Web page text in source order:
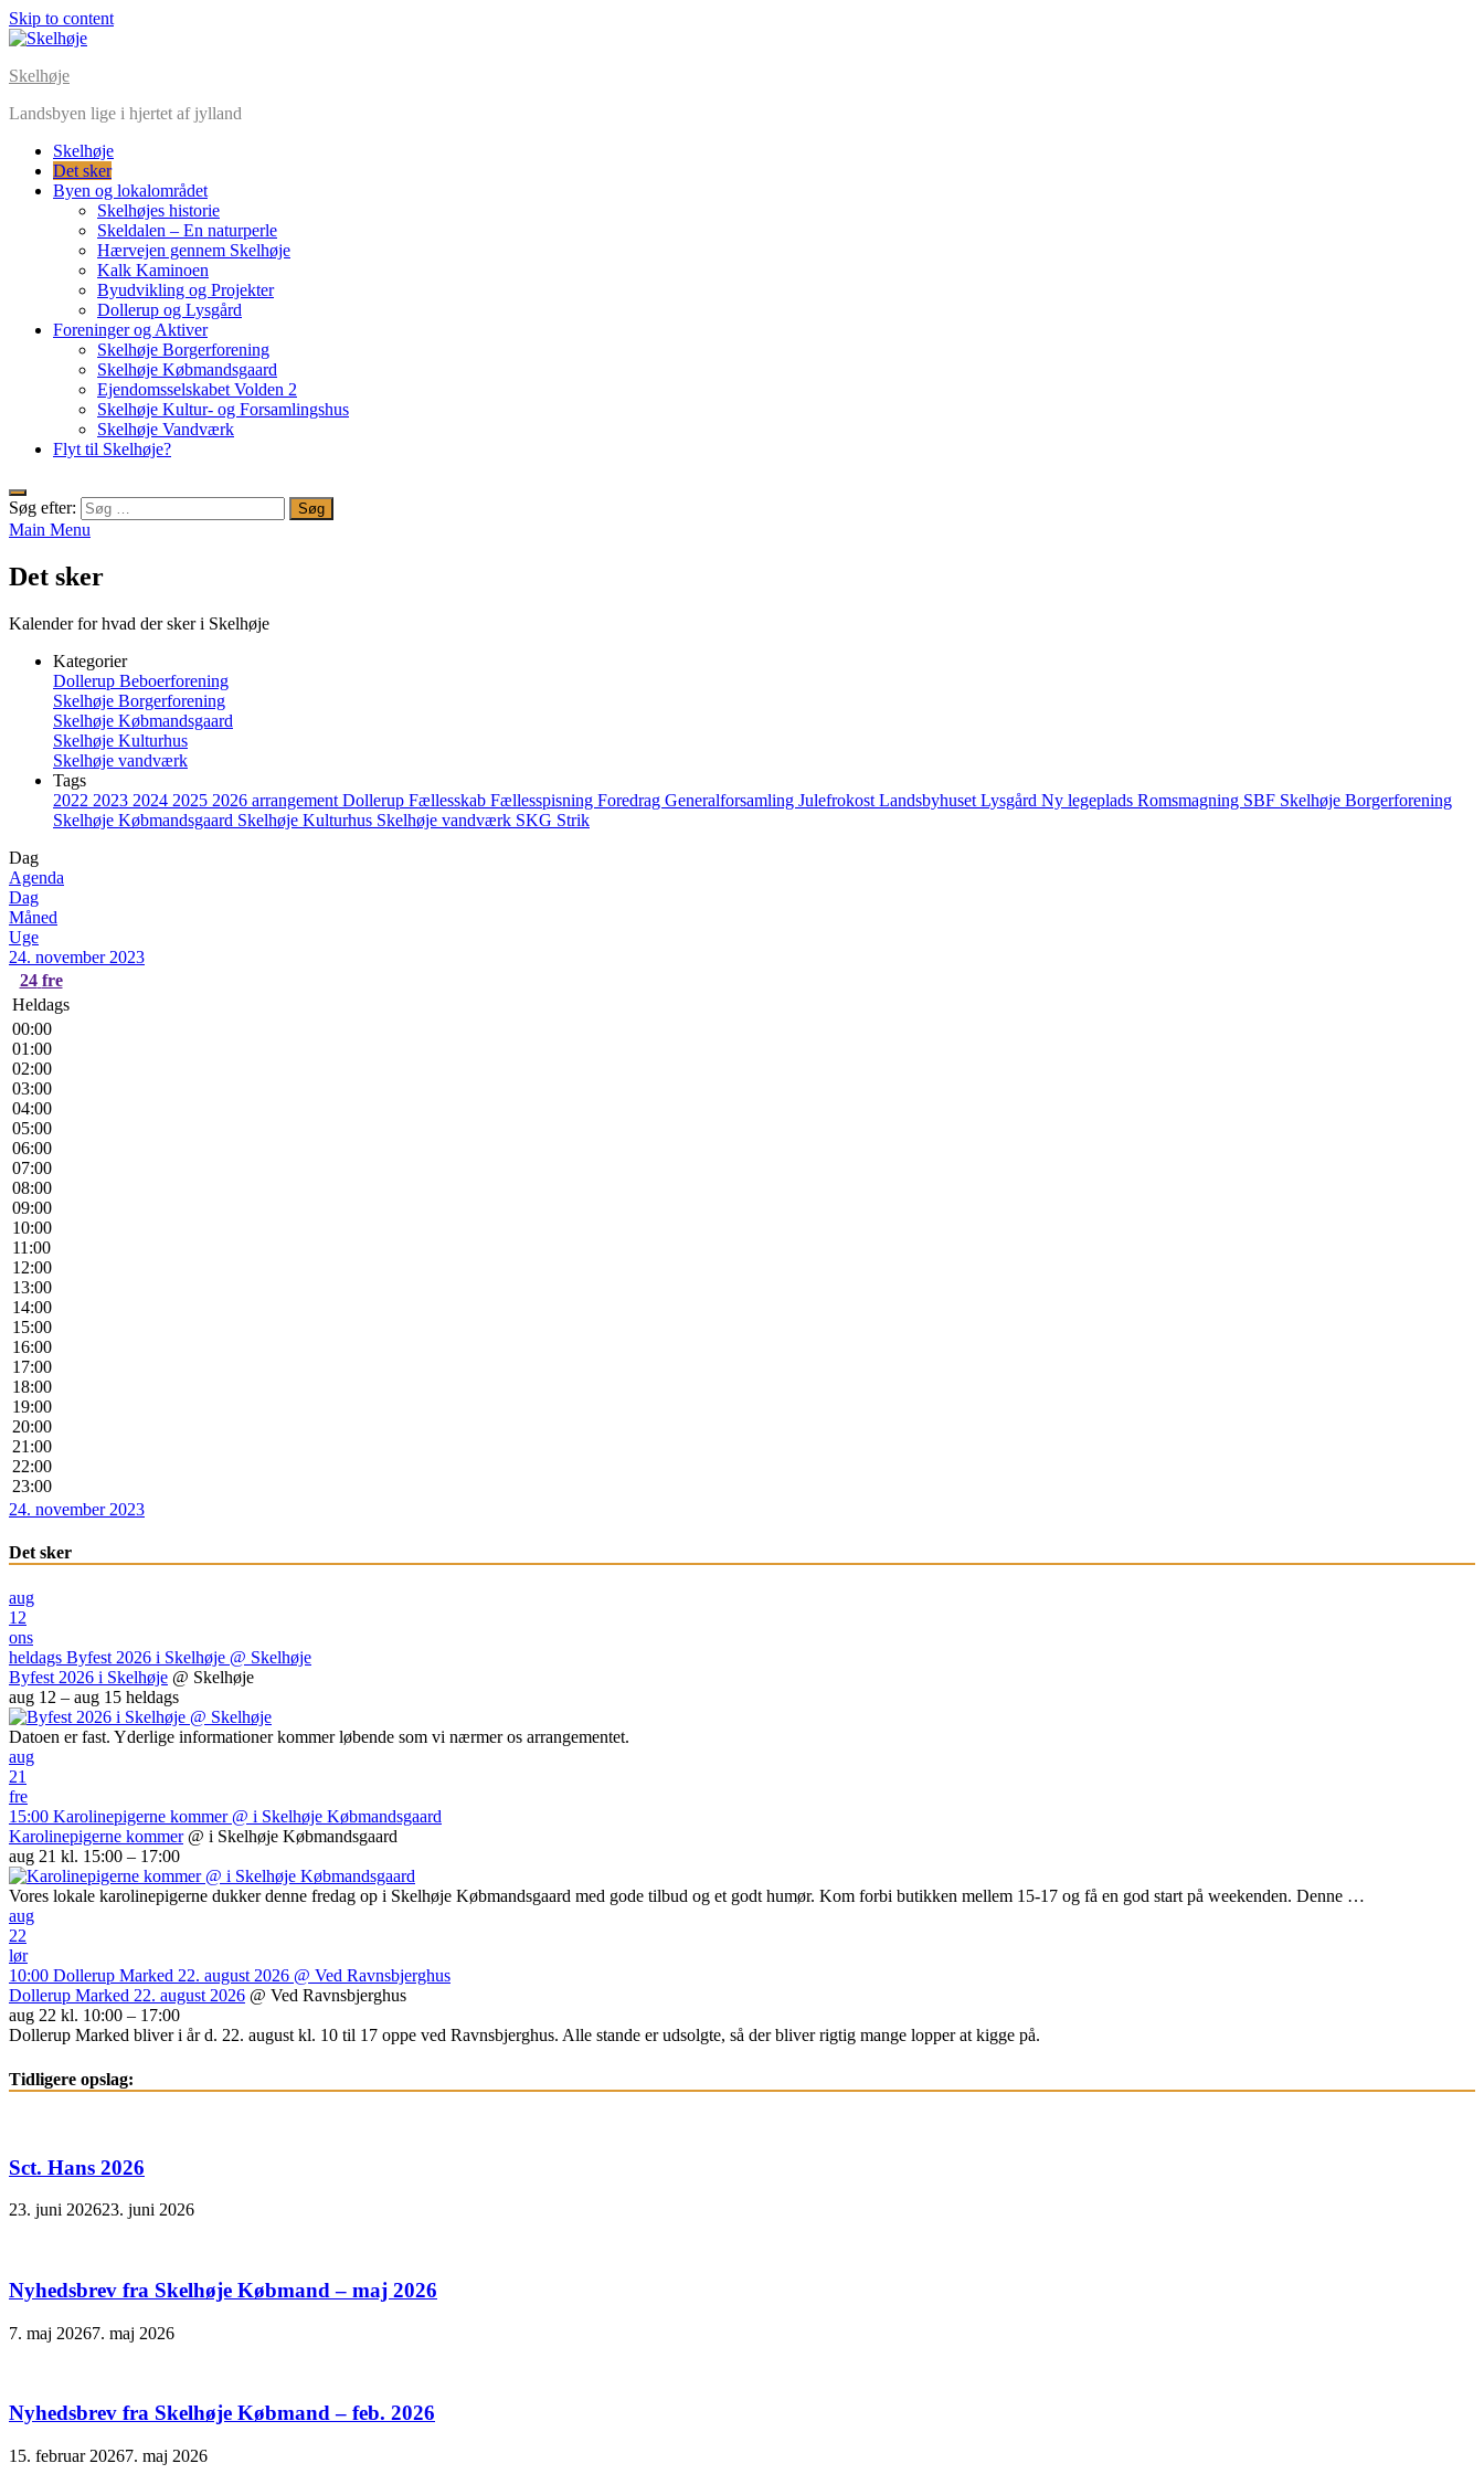
Skip to content
Skelhøje
Landsbyen lige i hjertet af jylland
Skelhøje
Det sker
Byen og lokalområdet
Skelhøjes historie
Skeldalen – En naturperle
Hærvejen gennem Skelhøje
Kalk Kaminoen
Byudvikling og Projekter
Dollerup og Lysgård
Foreninger og Aktiver
Skelhøje Borgerforening
Skelhøje Købmandsgaard
Ejendomsselskabet Volden 2
Skelhøje Kultur- og Forsamlingshus
Skelhøje Vandværk
Flyt til Skelhøje?
Søg efter:
Main Menu
Det sker
Kalender for hvad der sker i Skelhøje
Kategorier
Dollerup Beboerforening
Skelhøje Borgerforening
Skelhøje Købmandsgaard
Skelhøje Kulturhus
Skelhøje vandværk
Tags
2022 2023 2024 2025 2026 arrangement Dollerup Fællesskab Fællesspisning Foredrag Generalforsamling Julefrokost Landsbyhuset Lysgård Ny legeplads Romsmagning SBF Skelhøje Borgerforening
Skelhøje Købmandsgaard Skelhøje Kulturhus Skelhøje vandværk SKG Strik
Dag
Agenda
Dag
Måned
Uge
24. november 2023
24 fre
Heldags
00:00
01:00
02:00
03:00
04:00
05:00
06:00
07:00
08:00
09:00
10:00
11:00
12:00
13:00
14:00
15:00
16:00
17:00
18:00
19:00
20:00
21:00
22:00
23:00
24. november 2023
Det sker
aug
12
ons
heldags Byfest 2026 i Skelhøje @ Skelhøje
Byfest 2026 i Skelhøje @ Skelhøje
aug 12 – aug 15 heldags
Datoen er fast. Yderlige informationer kommer løbende som vi nærmer os arrangementet.
aug
21
fre
15:00 Karolinepigerne kommer @ i Skelhøje Købmandsgaard
Karolinepigerne kommer @ i Skelhøje Købmandsgaard
aug 21 kl. 15:00 – 17:00
Vores lokale karolinepigerne dukker denne fredag op i Skelhøje Købmandsgaard med gode tilbud og et godt humør. Kom forbi butikken mellem 15-17 og få en god start på weekenden. Denne …
aug
22
lør
10:00 Dollerup Marked 22. august 2026 @ Ved Ravnsbjerghus
Dollerup Marked 22. august 2026 @ Ved Ravnsbjerghus
aug 22 kl. 10:00 – 17:00
Dollerup Marked bliver i år d. 22. august kl. 10 til 17 oppe ved Ravnsbjerghus. Alle stande er udsolgte, så der bliver rigtig mange lopper at kigge på.
Tidligere opslag:
Sct. Hans 2026
23. juni 202623. juni 2026
Nyhedsbrev fra Skelhøje Købmand – maj 2026
7. maj 20267. maj 2026
Nyhedsbrev fra Skelhøje Købmand – feb. 2026
15. februar 20267. maj 2026